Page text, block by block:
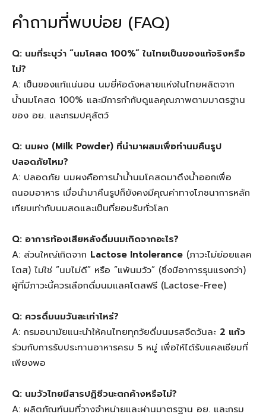
คำถามที่พบบ่อย (FAQ)
Q: นมที่ระบุว่า “นมโคสด 100%” ในไทยเป็นของแท้จริงหรือ
ไม่?
A: เป็นของแท้แน่นอน นมยี่ห้อดังหลายแห่งในไทยผลิตจาก
น้ำนมโคสด 100% และมีการกำกับดูแลคุณภาพตามมาตรฐาน
ของ อย. และกรมปศุสัตว์
Q: นมผง (Milk Powder) ที่นำมาผสมเพื่อทำนมคืนรูป
ปลอดภัยไหม?
A: ปลอดภัย นมผงคือการนำน้ำนมโคสดมาดึงน้ำออกเพื่อ
ถนอมอาหาร เมื่อนำมาคืนรูปก็ยังคงมีคุณค่าทางโภชนาการหลัก
เทียบเท่ากับนมสดและเป็นที่ยอมรับทั่วโลก
Q: อาการท้องเสียหลังดื่มนมเกิดจากอะไร?
A: ส่วนใหญ่เกิดจาก Lactose Intolerance (ภาวะไม่ย่อยแลค
โตส) ไม่ใช่ “นมไม่ดี” หรือ “แพ้นมวัว” (ซึ่งมีอาการรุนแรงกว่า)
ผู้ที่มีภาวะนี้ควรเลือกดื่มนมแลคโตสฟรี (Lactose-Free)
Q: ควรดื่มนมวันละเท่าไหร่?
A: กรมอนามัยแนะนำให้คนไทยทุกวัยดื่มนมรสจืดวันละ 2 แก้ว
ร่วมกับการรับประทานอาหารครบ 5 หมู่ เพื่อให้ได้รับแคลเซียมที่
เพียงพอ
Q: นมวัวไทยมีสารปฏิชีวนะตกค้างหรือไม่?
A: ผลิตภัณฑ์นมที่วางจำหน่ายและผ่านมาตรฐาน อย. และกรม